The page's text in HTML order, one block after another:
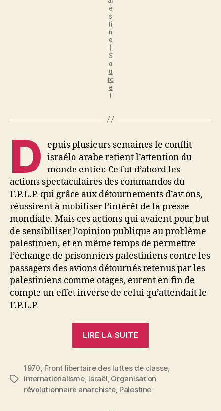
e
s
ti
n
e
(
S
o
u
rc
e
)
D
epuis plusieurs semaines le conflit
israélo-arabe retient l’attention du
monde entier. Ce fut d’abord les
actions spectaculaires des commandos du
F.P.L.P. qui grâce aux détournements d’avions,
réussirent à mobiliser l’intérêt de la presse
mondiale. Mais ces actions qui avaient pour but
de sensibiliser l’opinion publique au problème
palestinien, et en même temps de permettre
l’échange de prisonniers palestiniens contre les
passagers des avions détournés retenus par les
palestiniens comme otages, eurent en fin de
compte un effet inverse de celui qu’attendait le
F.P.L.P.
LIRE LA SUITE
Étiquettes
1970 Front libertaire des luttes de classe
internationalisme, Israël Organisation
révolutionnaire anarchiste, Palestine